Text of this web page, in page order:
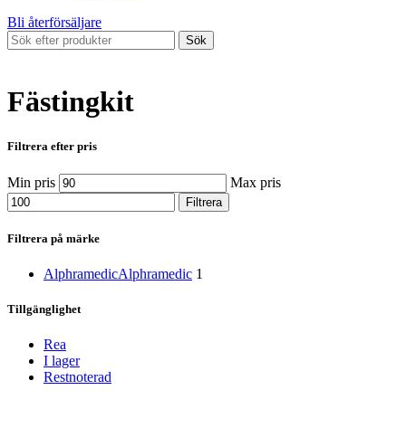
Bli återförsäljare
Sök
Fästingkit
Filtrera efter pris
Min pris Max pris
Filtrera
Filtrera på märke
AlphramedicAlphramedic 1
Tillgänglighet
Rea
I lager
Restnoterad